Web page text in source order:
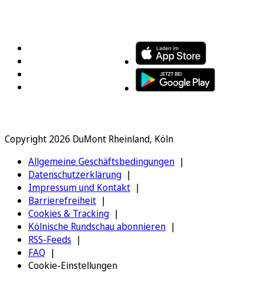
Copyright 2026 DuMont Rheinland, Köln
Allgemeine Geschäftsbedingungen
Datenschutzerklärung
Impressum und Kontakt
Barrierefreiheit
Cookies & Tracking
Kölnische Rundschau abonnieren
RSS-Feeds
FAQ
Cookie-Einstellungen